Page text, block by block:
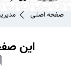
صفحه اصلی
این